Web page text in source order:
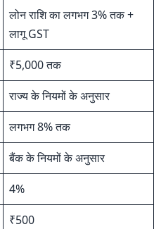
लोन राशि का लगभग 3% तक +
लागू GST
₹5,000 तक
राज्य के नियमों के अनुसार
लगभग 8% तक
बैंक के नियमों के अनुसार
4%
₹500